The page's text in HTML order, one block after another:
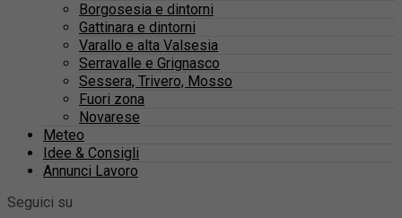
Borgosesia e dintorni
Gattinara e dintorni
Varallo e alta Valsesia
Serravalle e Grignasco
Sessera, Trivero, Mosso
Fuori zona
Novarese
Meteo
Idee & Consigli
Annunci Lavoro
Seguici su